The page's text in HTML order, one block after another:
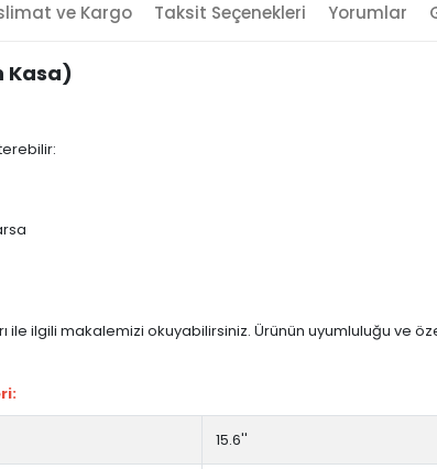
ve Kargo Taksit Seçenekleri Yorumlar
Kasa)
ile ilgili makalemizi okuyabilirsiniz. Ürünün uyumluluğu
15.6''